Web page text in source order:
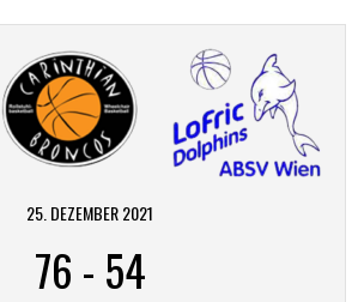
25. DEZEMBER 2021
76 - 54